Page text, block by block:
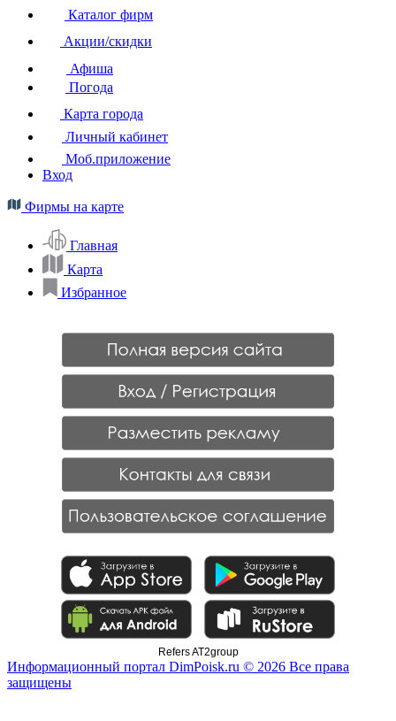
Каталог фирм
Акции/скидки
Афиша
Погода
Карта города
Личный кабинет
Моб.приложение
Вход
Фирмы на карте
Главная
Карта
Избранное
Refers AT2group
Информационный портал DimPoisk.ru © 2026 Все права
защищены